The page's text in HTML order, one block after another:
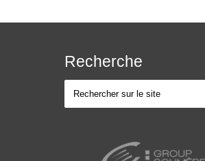
Recherche